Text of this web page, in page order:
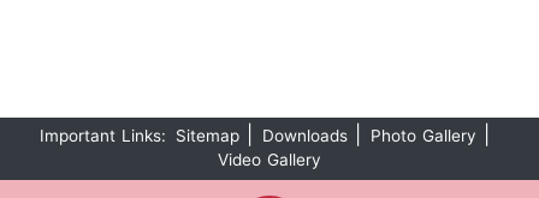
Important Links: Sitemap Downloads Photo Gallery
Video Gallery